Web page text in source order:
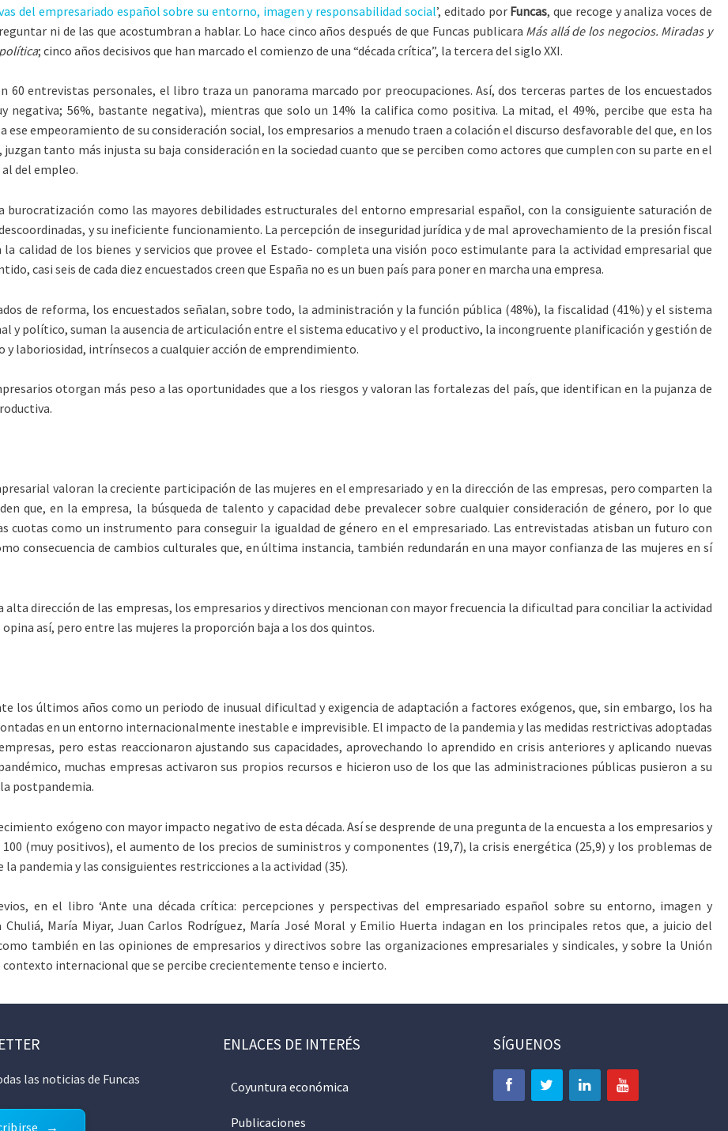
del empresariado español sobre su entorno, imagen y responsabilidad social’, editado por Funcas, que recoge y analiza voces de
ni de las que acostumbran a hablar. Lo hace cinco años después de que Funcas publicara Más allá de los negocios. Miradas y
; cinco años decisivos que han marcado el comienzo de una “década crítica”, la tercera del siglo XXI.
60 entrevistas personales, el libro traza un panorama marcado por preocupaciones. Así, dos terceras partes de los encuestados
negativa; 56%, bastante negativa), mientras que solo un 14% la califica como positiva. La mitad, el 49%, percibe que esta ha
empeoramiento de su consideración social, los empresarios a menudo traen a colación el discurso desfavorable del que, en los
tanto más injusta su baja consideración en la sociedad cuanto que se perciben como actores que cumplen con su parte en el
del empleo.
como las mayores debilidades estructurales del entorno empresarial español, con la consiguiente saturación de
y su ineficiente funcionamiento. La percepción de inseguridad jurídica y de mal aprovechamiento de la presión fiscal
calidad de los bienes y servicios que provee el Estado- completa una visión poco estimulante para la actividad empresarial que
casi seis de cada diez encuestados creen que España no es un buen país para poner en marcha una empresa.
de reforma, los encuestados señalan, sobre todo, la administración y la función pública (48%), la fiscalidad (41%) y el sistema
y político, suman la ausencia de articulación entre el sistema educativo y el productivo, la incongruente planificación y gestión de
laboriosidad, intrínsecos a cualquier acción de emprendimiento.
otorgan más peso a las oportunidades que a los riesgos y valoran las fortalezas del país, que identifican en la pujanza de
valoran la creciente participación de las mujeres en el empresariado y en la dirección de las empresas, pero comparten la
que, en la empresa, la búsqueda de talento y capacidad debe prevalecer sobre cualquier consideración de género, por lo que
cuotas como un instrumento para conseguir la igualdad de género en el empresariado. Las entrevistadas atisban un futuro con
consecuencia de cambios culturales que, en última instancia, también redundarán en una mayor confianza de las mujeres en sí
dirección de las empresas, los empresarios y directivos mencionan con mayor frecuencia la dificultad para conciliar la actividad
así, pero entre las mujeres la proporción baja a los dos quintos.
los últimos años como un periodo de inusual dificultad y exigencia de adaptación a factores exógenos, que, sin embargo, los ha
en un entorno internacionalmente inestable e imprevisible. El impacto de la pandemia y las medidas restrictivas adoptadas
pero estas reaccionaron ajustando sus capacidades, aprovechando lo aprendido en crisis anteriores y aplicando nuevas
muchas empresas activaron sus propios recursos e hicieron uso de los que las administraciones públicas pusieron a su
postpandemia.
exógeno con mayor impacto negativo de esta década. Así se desprende de una pregunta de la encuesta a los empresarios y
(muy positivos), el aumento de los precios de suministros y componentes (19,7), la crisis energética (25,9) y los problemas de
pandemia y las consiguientes restricciones a la actividad (35).
en el libro ‘Ante una década crítica: percepciones y perspectivas del empresariado español sobre su entorno, imagen y
Chuliá, María Miyar, Juan Carlos Rodríguez, María José Moral y Emilio Huerta indagan en los principales retos que, a juicio del
también en las opiniones de empresarios y directivos sobre las organizaciones empresariales y sindicales, y sobre la Unión
internacional que se percibe crecientemente tenso e incierto.
las noticias de Funcas
ENLACES DE INTERÉS
Coyuntura económica
Publicaciones
SÍGUENOS